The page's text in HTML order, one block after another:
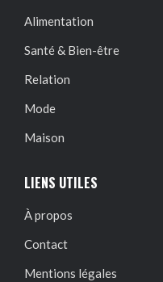
Alimentation
Santé & Bien-être
Relation
Mode
Maison
LIENS UTILES
À propos
Contact
Mentions légales